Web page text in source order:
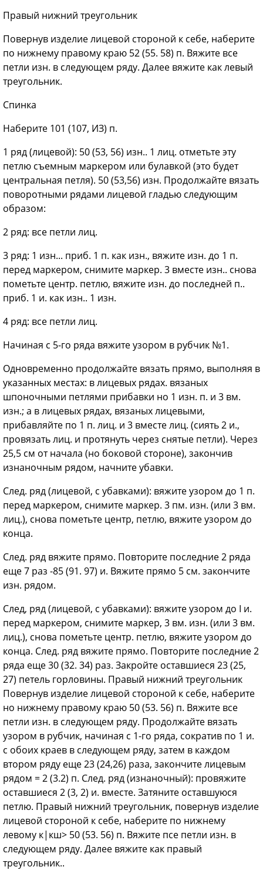
Правый нижний треугольник
Повернув изделие лицевой стороной к себе, наберите
по нижнему правому краю 52 (55. 58) п. Вяжите все
петли изн. в следующем ряду. Далее вяжите как левый
треугольник.
Спинка
Наберите 101 (107, ИЗ) п.
1 ряд (лицевой): 50 (53, 56) изн.. 1 лиц. отметьте эту
петлю съемным маркером или булавкой (это будет
центральная петля). 50 (53,56) изн. Продолжайте вязать
поворотными рядами лицевой гладью следующим
образом:
2 ряд: все петли лиц.
3 ряд: 1 изн... приб. 1 п. как изн., вяжите изн. до 1 п.
перед маркером, снимите маркер. 3 вместе изн.. снова
пометьте центр. петлю, вяжите изн. до последней п..
приб. 1 и. как изн.. 1 изн.
4 ряд: все петли лиц.
Начиная с 5-го ряда вяжите узором в рубчик №1.
Одновременно продолжайте вязать прямо, выполняя в
указанных местах: в лицевых рядах. вязаных
шпоночными петлями прибавки но 1 изн. п. и 3 вм.
изн.; а в лицевых рядах, вязаных лицевыми,
прибавляйте по 1 п. лиц. и 3 вместе лиц. (сиять 2 и.,
провязать лиц. и протянуть через снятые петли). Через
25,5 см от начала (но боковой стороне), закончив
изнаночным рядом, начните убавки.
След. ряд (лицевой, с убавками): вяжите узором до 1 п.
перед маркером, снимите маркер. 3 пм. изн. (или 3 вм.
лиц.), снова пометьте центр, петлю, вяжите узором до
конца.
След. ряд вяжите прямо. Повторите последние 2 ряда
еще 7 раз -85 (91. 97) и. Вяжите прямо 5 см. закончите
изн. рядом.
След, ряд (лицевой, с убавками): вяжите узором до I и.
перед маркером, снимите маркер, 3 вм. изн. (или 3 вм.
лиц.), снова пометьте центр. петлю, вяжите узором до
конца. След. ряд вяжите прямо. Повторите последние 2
ряда еще 30 (32. 34) раз. Закройте оставшиеся 23 (25,
27) петель горловины. Правый нижний треугольник
Повернув изделие лицевой стороной к себе, наберите
но нижнему правому краю 50 (53. 56) п. Вяжите все
петли изн. в следующем ряду. Продолжайте вязать
узором в рубчик, начиная с 1-го ряда, сократив по 1 и.
с обоих краев в следующем ряду, затем в каждом
втором ряду еще 23 (24,26) раза, закончите лицевым
рядом = 2 (3.2) п. След. ряд (изнаночный): провяжите
оставшиеся 2 (3, 2) и. вместе. Затяните оставшуюся
петлю. Правый нижний треугольник, повернув изделие
лицевой стороной к себе, наберите по нижнему
левому к|кш> 50 (53. 56) п. Вяжите псе петли изн. в
следующем ряду. Далее вяжите как правый
треугольник..